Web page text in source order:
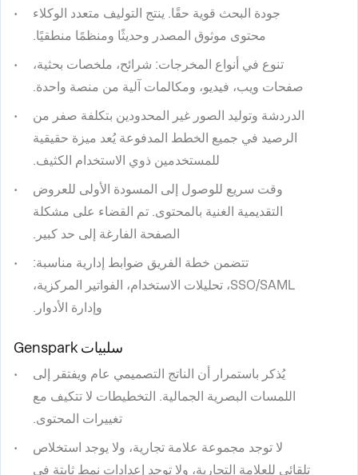
جودة البحث قوية حقًا. ينتج التوليف متعدد الوكلاء
محتوى موثوق المصدر وحديثًا ومنظمًا منطقيًا.
تنوع في أنواع المخرجات: شرائح، ملخصات بحثية،
صفحات ويب، فيديو، ومكالمات آلية من منصة واحدة.
الدردشة وتوليد الصور غير المحدودين بتكلفة صفر من
الرصيد في جميع الخطط المدفوعة يُعد ميزة حقيقية
للمستخدمين ذوي الاستخدام الكثيف.
وقت سريع للوصول إلى المسودة الأولى للعروض
التقديمية الغنية بالمحتوى. تم القضاء على مشكلة
الصفحة الفارغة إلى حد كبير.
تتضمن خطة الفريق ضوابط إدارية مناسبة:
SSO/SAML، تحليلات الاستخدام، الفواتير المركزية،
وإدارة الأدوار.
سلبيات Genspark
يُذكر باستمرار أن الناتج التصميمي عام ويفتقر إلى
اللمسات البصرية الجمالية. التخطيطات لا تتكيف مع
تغييرات المحتوى.
لا توجد مجموعة علامة تجارية، ولا يوجد استخلاص
تلقائي للعلامة التجارية، ولا توجد إعدادات نمط ثابتة في